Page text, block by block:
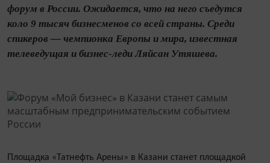
форум в России. Ожидается, что на него съедутся
коло 9 тысяч бизнесменов со всей страны. Среди
спикеров — чемпионка Европы и мира, известная
телеведущая и бизнес-леди Ляйсан Утяшева.
Площадка «Татнефть Арены» в Казани станет площадкой